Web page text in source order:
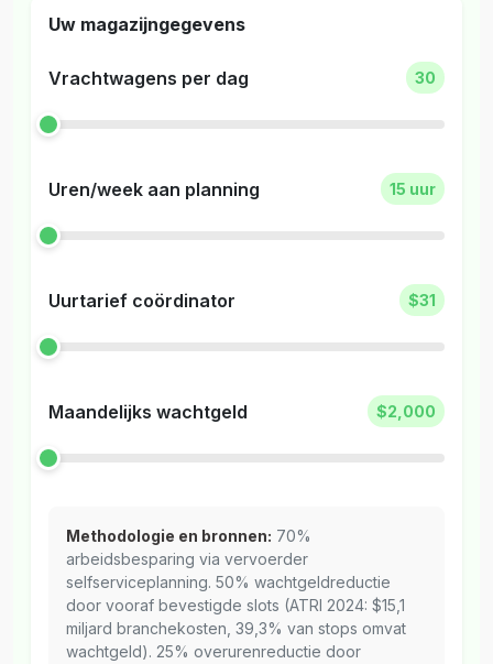
Uw magazijngegevens
Vrachtwagens per dag 30
Uren/week aan planning 15 uur
Uurtarief coördinator $31
Maandelijks wachtgeld $2,000
Methodologie en bronnen: 70%
arbeidsbesparing via vervoerder
selfserviceplanning. 50% wachtgeldreductie
door vooraf bevestigde slots (ATRI 2024: $15,1
miljard branchekosten, 39,3% van stops omvat
wachtgeld). 25% overurenreductie door